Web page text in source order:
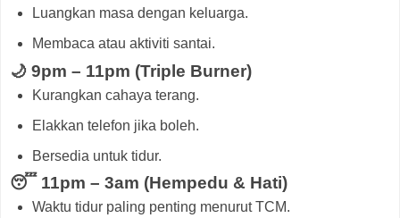
Luangkan masa dengan keluarga.
Membaca atau aktiviti santai.
🌙 9pm – 11pm (Triple Burner)
Kurangkan cahaya terang.
Elakkan telefon jika boleh.
Bersedia untuk tidur.
😴 11pm – 3am (Hempedu & Hati)
Waktu tidur paling penting menurut TCM.